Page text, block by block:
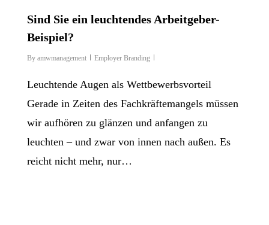
Sind Sie ein leuchtendes Arbeitgeber-
Beispiel?
By amwmanagement Employer Branding
Leuchtende Augen als Wettbewerbsvorteil
Gerade in Zeiten des Fachkräftemangels müssen
wir aufhören zu glänzen und anfangen zu
leuchten – und zwar von innen nach außen. Es
reicht nicht mehr, nur…